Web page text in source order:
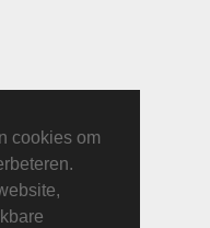
cookies om